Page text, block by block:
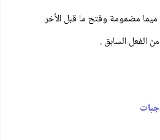
مضمومة وفتح ما قبل الأخر
الفعل السابق .